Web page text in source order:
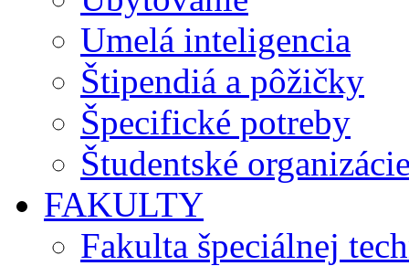
Umelá inteligencia
Štipendiá a pôžičky
Špecifické potreby
Študentské
FAKULTY
Fakulta špeciálnej